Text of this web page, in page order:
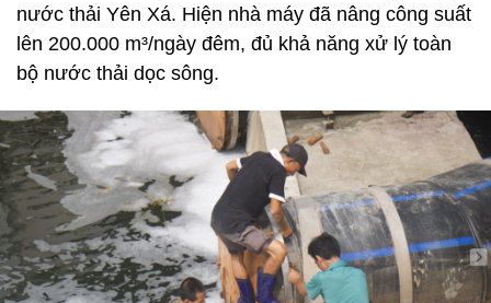
nước thải Yên Xá. Hiện nhà máy đã nâng công suất
lên 200.000 m³/ngày đêm, đủ khả năng xử lý toàn
bộ nước thải dọc sông.